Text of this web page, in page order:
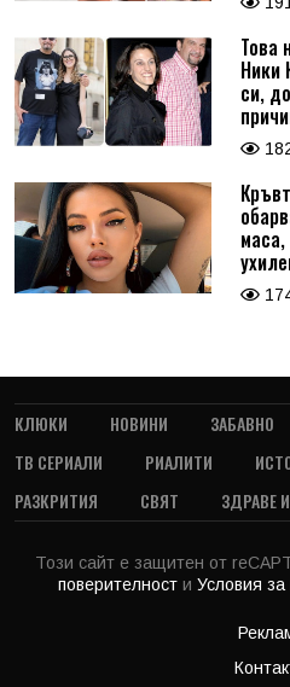
Това
Ники
си,
КЛЮКИ НОВИНИ ЗАБАВНО
ТВ СЕРИАЛИ
РИАЛИТИ
РАЗКРИТИЯ
СВЯТ ЗДРАВЕ
Този сайт е защитен от
поверителност и Условия за